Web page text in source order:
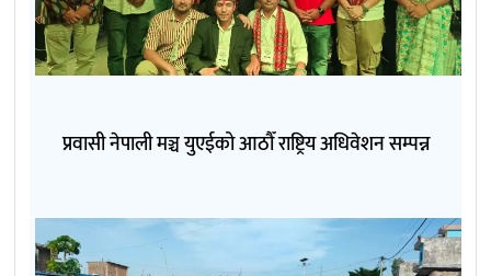
प्रवासी नेपाली मञ्च युएईको आठौँ राष्ट्रिय अधिवेशन सम्पन्न